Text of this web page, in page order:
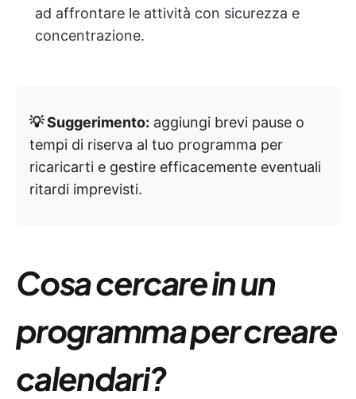
ad affrontare le attività con sicurezza e
concentrazione.
💡 Suggerimento: aggiungi brevi pause o
tempi di riserva al tuo programma per
ricaricarti e gestire efficacemente eventuali
ritardi imprevisti.
Cosa cercare in un
programma per creare
calendari?